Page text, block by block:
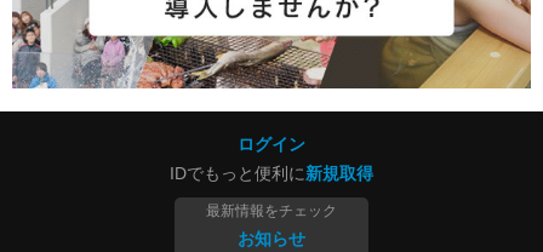
ログイン
IDでもっと便利に新規取得
最新情報をチェック
お知らせ